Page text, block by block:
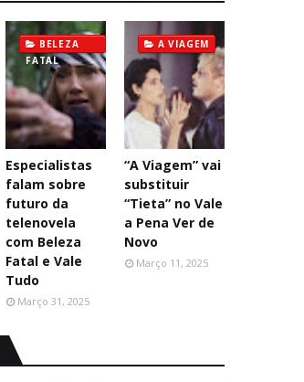
BELEZA
FATAL
Especialistas
falam sobre
futuro da
telenovela
com Beleza
Fatal e Vale
Tudo
Março 31, 2025
A VIAGEM
“A Viagem” vai
substituir
“Tieta” no Vale
a Pena Ver de
Novo
Março 11, 2025